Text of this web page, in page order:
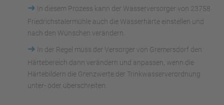
➜
In diesem Prozess kann der Wasserversorger von 23758
Friedrichstalermühle auch die Wasserhärte einstellen und
nach den Wünschen verändern.
➜
In der Regel muss der Versorger von Gremersdorf den
Härtebereich dann verändern und anpassen, wenn die
Härtebildern die Grenzwerte der Trinkwasserverordnung
unter- oder überschreiten.